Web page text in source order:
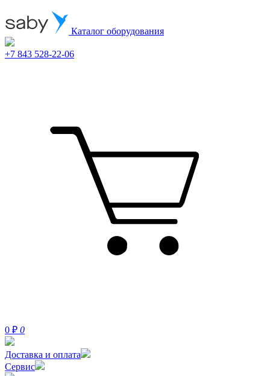
Каталог оборудования
+7 843 528-22-06
0 ₽ 0
Доставка и оплата
Сервис